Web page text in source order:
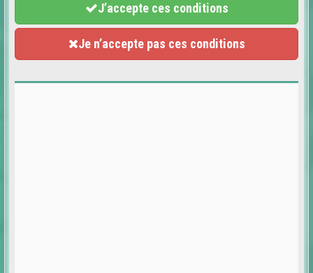
J’accepte ces conditions
Je n’accepte pas ces conditions